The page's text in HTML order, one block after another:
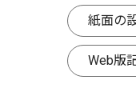
紙面の
Web版